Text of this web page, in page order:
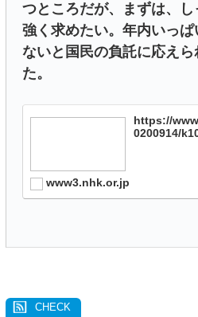
つところだが、まずは、
強く求めたい。年内いっ
ないと国民の負託に応え
た。
https://
0200914/
www3.nhk.or.jp